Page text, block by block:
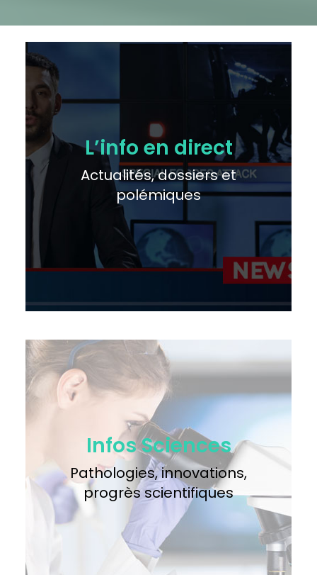
L’info en direct
Actualités, dossiers et
polémiques
Infos Sciences
Pathologies, innovations,
progrès scientifiques